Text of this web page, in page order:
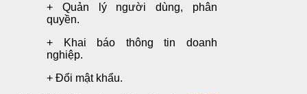
+ Quản lý người dùng, phân
quyền.
+ Khai báo thông tin doanh
nghiệp.
+ Đổi mật khẩu.